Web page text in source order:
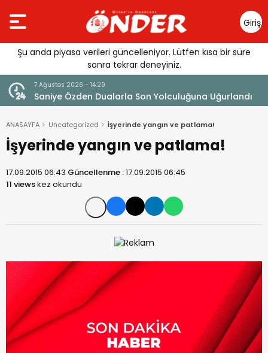
Giriş
Yap
Şu anda piyasa verileri güncelleniyor. Lütfen kısa bir süre
sonra tekrar deneyiniz.
Son Yolculuğuna Uğurlandı Tercih Döneminde
ANASAYFA Uncategorized İşyerinde yangın ve patlama!
İşyerinde yangın ve patlama!
17.09.2015 06:43 Güncellenme :17.09.2015 06:45
11 viewskez okundu